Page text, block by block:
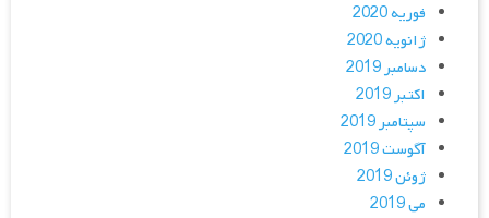
فوریه 2020
ژانویه 2020
دسامبر 2019
اکتبر 2019
سپتامبر 2019
آگوست 2019
ژوئن 2019
می 2019